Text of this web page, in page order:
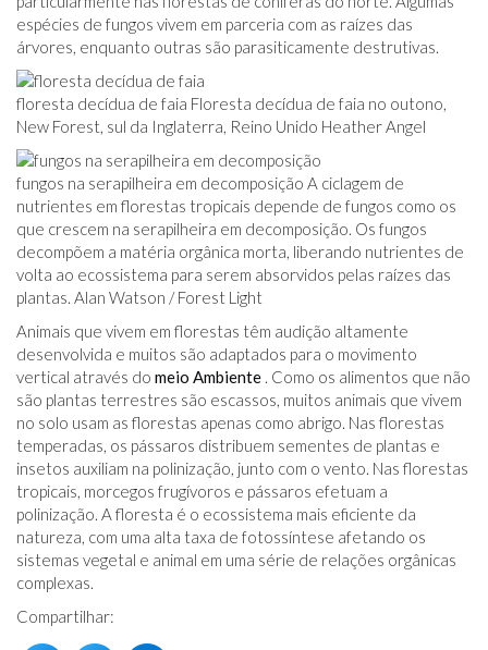
espécies de fungos vivem em parceria com as raízes das
árvores, enquanto outras são parasiticamente destrutivas.
floresta decídua de faia Floresta decídua de faia no outono,
New Forest, sul da Inglaterra, Reino Unido Heather Angel
fungos na serapilheira em decomposição A ciclagem de
nutrientes em florestas tropicais depende de fungos como os
que crescem na serapilheira em decomposição. Os fungos
decompõem a matéria orgânica morta, liberando nutrientes de
volta ao ecossistema para serem absorvidos pelas raízes das
plantas. Alan Watson / Forest Light
Animais que vivem em florestas têm audição altamente
desenvolvida e muitos são adaptados para o movimento
vertical através do meio Ambiente . Como os alimentos que não
são plantas terrestres são escassos, muitos animais que vivem
no solo usam as florestas apenas como abrigo. Nas florestas
temperadas, os pássaros distribuem sementes de plantas e
insetos auxiliam na polinização, junto com o vento. Nas florestas
tropicais, morcegos frugívoros e pássaros efetuam a
polinização. A floresta é o ecossistema mais eficiente da
natureza, com uma alta taxa de fotossíntese afetando os
sistemas vegetal e animal em uma série de relações orgânicas
complexas.
Compartilhar: